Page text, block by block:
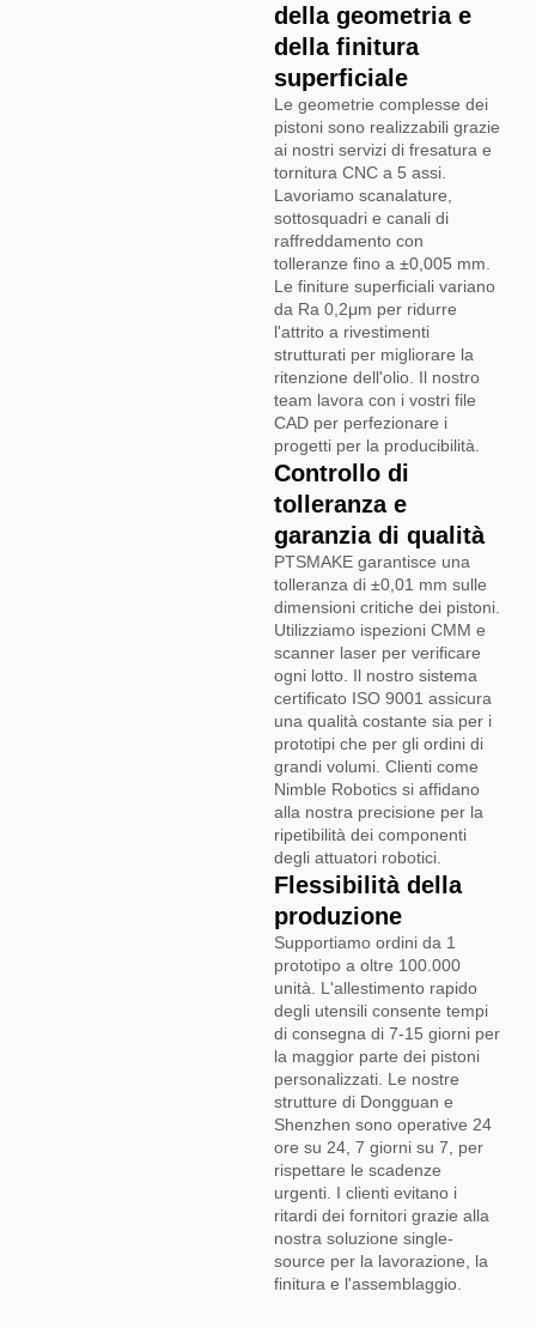
della geometria e
della finitura
superficiale
Le geometrie complesse dei
pistoni sono realizzabili grazie
ai nostri servizi di fresatura e
tornitura CNC a 5 assi.
Lavoriamo scanalature,
sottosquadri e canali di
raffreddamento con
tolleranze fino a ±0,005 mm.
Le finiture superficiali variano
da Ra 0,2μm per ridurre
l'attrito a rivestimenti
strutturati per migliorare la
ritenzione dell'olio. Il nostro
team lavora con i vostri file
CAD per perfezionare i
progetti per la producibilità.
Controllo di
tolleranza e
garanzia di qualità
PTSMAKE garantisce una
tolleranza di ±0,01 mm sulle
dimensioni critiche dei pistoni.
Utilizziamo ispezioni CMM e
scanner laser per verificare
ogni lotto. Il nostro sistema
certificato ISO 9001 assicura
una qualità costante sia per i
prototipi che per gli ordini di
grandi volumi. Clienti come
Nimble Robotics si affidano
alla nostra precisione per la
ripetibilità dei componenti
degli attuatori robotici.
Flessibilità della
produzione
Supportiamo ordini da 1
prototipo a oltre 100.000
unità. L'allestimento rapido
degli utensili consente tempi
di consegna di 7-15 giorni per
la maggior parte dei pistoni
personalizzati. Le nostre
strutture di Dongguan e
Shenzhen sono operative 24
ore su 24, 7 giorni su 7, per
rispettare le scadenze
urgenti. I clienti evitano i
ritardi dei fornitori grazie alla
nostra soluzione single-
source per la lavorazione, la
finitura e l'assemblaggio.